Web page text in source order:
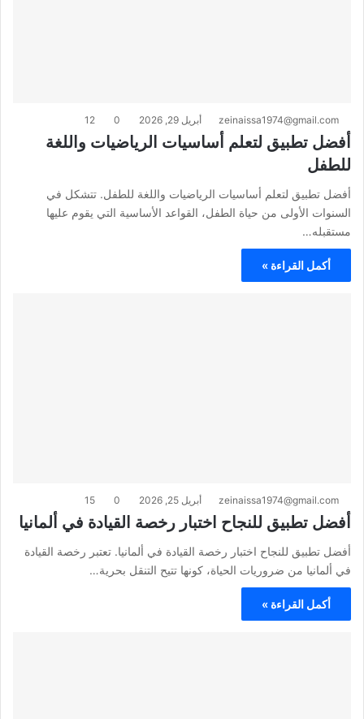
zeinaissa1974@gmail.com أبريل 29, 2026 0
12
أفضل تطبيق لتعلم أساسيات الرياضيات واللغة
للطفل
أفضل تطبيق لتعلم أساسيات الرياضيات واللغة للطفل. تتشكل في
السنوات الأولى من حياة الطفل، القواعد الأساسية التي يقوم عليها
مستقبله…
أكمل القراءة »
zeinaissa1974@gmail.com أبريل 25, 2026 0
15
أفضل تطبيق للنجاح اختبار رخصة القيادة في ألمانيا
أفضل تطبيق للنجاح اختبار رخصة القيادة في ألمانيا. تعتبر رخصة القيادة
في ألمانيا من ضروريات الحياة، كونها تتيح التنقل بحرية…
أكمل القراءة »